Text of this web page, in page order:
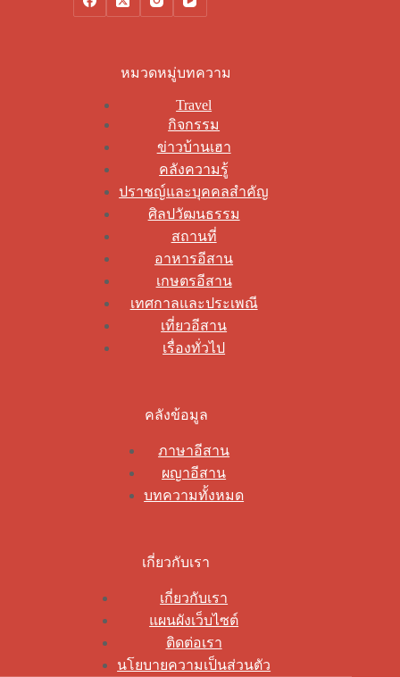
หมวดหมู่บทความ
Travel
กิจกรรม
ข่าวบ้านเฮา
คลังความรู้
ปราชญ์และบุคคลสำคัญ
ศิลปวัฒนธรรม
สถานที่
อาหารอีสาน
เกษตรอีสาน
เทศกาลและประเพณี
เที่ยวอีสาน
เรื่องทั่วไป
คลังข้อมูล
ภาษาอีสาน
ผญาอีสาน
บทความทั้งหมด
เกี่ยวกับเรา
เกี่ยวกับเรา
แผนผังเว็บไซต์
ติดต่อเรา
นโยบายความเป็นส่วนตัว